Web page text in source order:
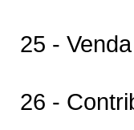
25 -
26 -